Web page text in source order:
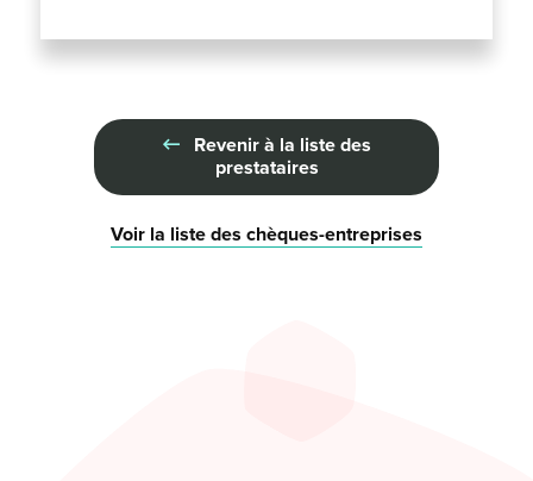
Revenir à la liste des
prestataires
Voir la liste des chèques-entreprises